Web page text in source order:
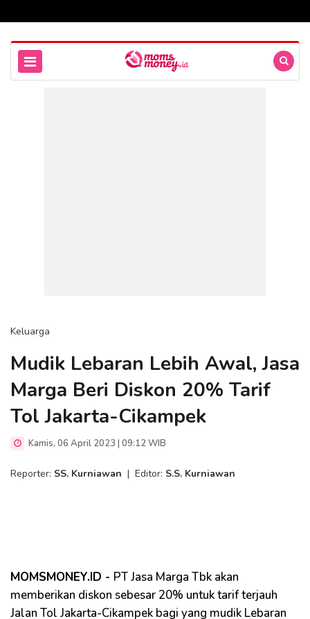
Keluarga
Mudik Lebaran Lebih Awal, Jasa
Marga Beri Diskon 20% Tarif
Tol Jakarta-Cikampek
Kamis, 06 April 2023 | 09:12 WIB
Reporter: SS. Kurniawan | Editor: S.S. Kurniawan
MOMSMONEY.ID - PT Jasa Marga Tbk akan
memberikan diskon sebesar 20% untuk tarif terjauh
Jalan Tol Jakarta-Cikampek bagi yang mudik Lebaran